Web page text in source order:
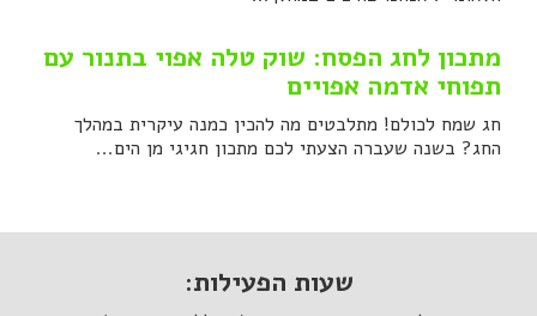
מתכון לחג הפסח: שוק טלה אפוי בתנור עם
תפוחי אדמה אפויים
חג שמח לכולם! מתלבטים מה להכין כמנה עיקרית במהלך
החג? בשנה שעברה הצעתי לכם מתכון חגיגי מן הים...
שעות הפעילות: